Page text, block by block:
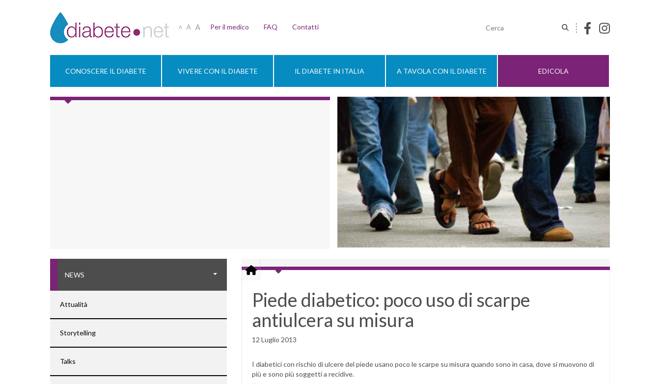
A A A Per il medico FAQ Contatti
CONOSCERE IL DIABETE VIVERE CON IL DIABETE IL DIABETE IN ITALIA A TAVOLA CON IL DIABETE EDICOLA
NEWS
Attualità
Storytelling
Talks
Piede diabetico: poco uso di scarpe
antiulcera su misura
12 Luglio 2013
I diabetici con rischio di ulcere del piede usano poco le scarpe su misura quando sono in casa, dove si muovono di
più e sono più soggetti a recidive.